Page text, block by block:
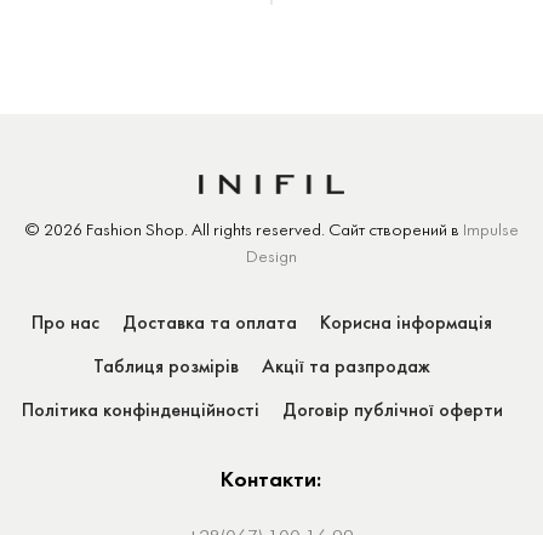
© 2026 Fashion Shop. All rights reserved. Сайт створений в
Impulse
Design
Про нас Доставка та оплата Корисна інформація
Таблиця розмірів Акції та разпродаж
Політика конфінденційності Договір публічної оферти
Контакти: